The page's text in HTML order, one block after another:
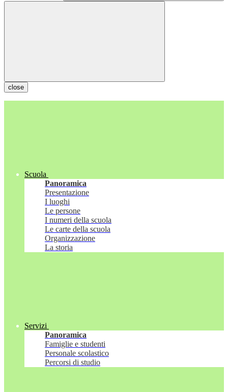
close
Scuola
Panoramica
Presentazione
I luoghi
Le persone
I numeri della scuola
Le carte della scuola
Organizzazione
La storia
Servizi
Panoramica
Famiglie e studenti
Personale scolastico
Percorsi di studio